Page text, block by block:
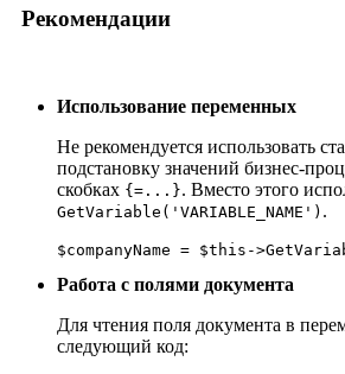
Рекомендации
Использование переменных
Не рекомендуется использовать
подстановку значений бизнес-
скобках {=...}. Вместо этого
GetVariable('VARIABLE_NAME') .
$companyName = $this-
Работа с полями документа
Для чтения поля документа в
следующий код: